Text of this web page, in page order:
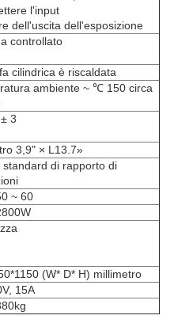
l'input
dell'uscita dell'esposizione
controllato
cilindrica è riscaldata
ambiente ~ ℃ 150 circa
3
3,9" × L13.7»
standard di rapporto di
~ 60
(W* D* H) millimetro
15A